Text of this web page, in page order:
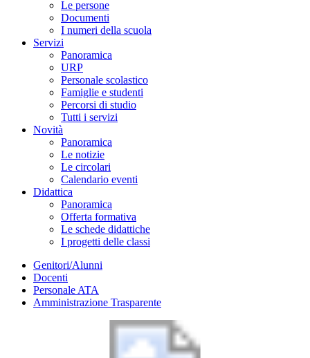
Le persone
Documenti
I numeri della scuola
Servizi
Panoramica
URP
Personale scolastico
Famiglie e studenti
Percorsi di studio
Tutti i servizi
Novità
Panoramica
Le notizie
Le circolari
Calendario eventi
Didattica
Panoramica
Offerta formativa
Le schede didattiche
I progetti delle classi
Genitori/Alunni
Docenti
Personale ATA
Amministrazione Trasparente